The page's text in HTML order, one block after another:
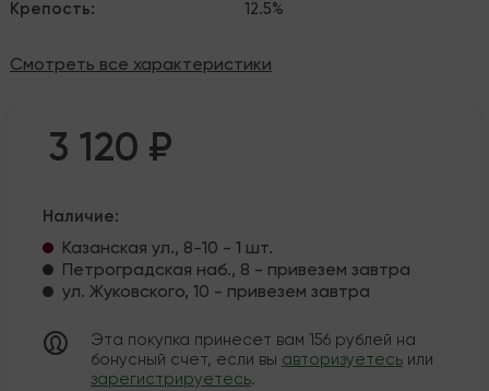
Крепость: 12.5%
Смотреть все характеристики
3 120 ₽
Наличие:
Казанская ул., 8-10 - 1 шт.
Петроградская наб., 8 - привезем завтра
ул. Жуковского, 10 - привезем завтра
Эта покупка принесет вам 156 рублей на
бонусный счет, если вы авторизуетесь или
зарегистрируетесь.